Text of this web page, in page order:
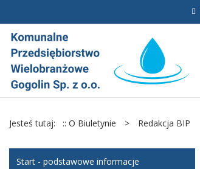
Jesteś tutaj: :: O Biuletynie > Redakcja BIP
Start - podstawowe informacje